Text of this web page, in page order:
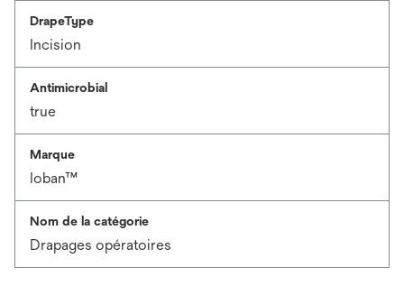
DrapeType
Incision
Antimicrobial
true
Marque
Ioban™
Nom de la catégorie
Drapages opératoires